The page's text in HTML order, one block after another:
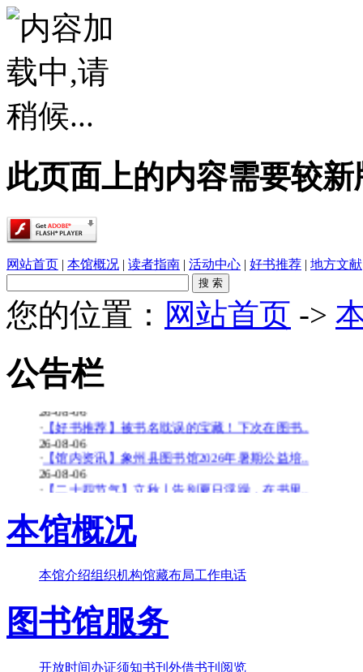
此页面上的内容需要较
网站首页 | 本馆概况 | 读者指南 | 活动中心 | 好书推荐 | 地方文献
您的位置： 网站首页 ->
公告栏
春雨润乡土，书香伴童行——象州县文化广电..
26-08-06
【少儿多媒体图书馆】背了八百遍《出师表》..
· 【好书推荐】被书名耽误的宝藏！下次在图书..
26-08-06
· 【馆内资讯】象州县图书馆2026年暑期公益培..
26-08-06
· 【二十四节气】立秋丨告别夏日浮躁，在书里..
【少儿多媒体图书馆】边画边学！超有趣的少..
26-07-20
·【暑期公益培训班】象州县图书馆2026年暑期..
26-07-20
·【好书推荐】大暑天容易犯困？这些“烧脑”..
·【共读八桂-乡音童韵】广西桂林图书馆“共读..
26-07-20
26-07-20
本馆概况
本馆介绍组织机构馆藏布局工作电话
图书馆服务
开放时间办证须知书刊外借书刊阅览